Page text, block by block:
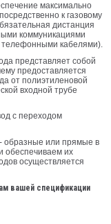
максимально
к газовому
дистанция
коммуникациями
телефонными кабелями).
представляет собой
предоставляется
от полиэтиленовой
входной трубе
с переходом
образные или прямые в
обеспечиваем их
осуществляется
вашей спецификации